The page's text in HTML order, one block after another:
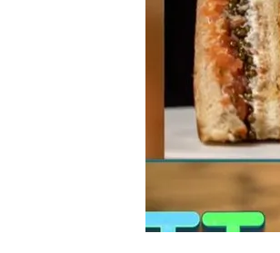
Compartir
Un
donde
directo
claves